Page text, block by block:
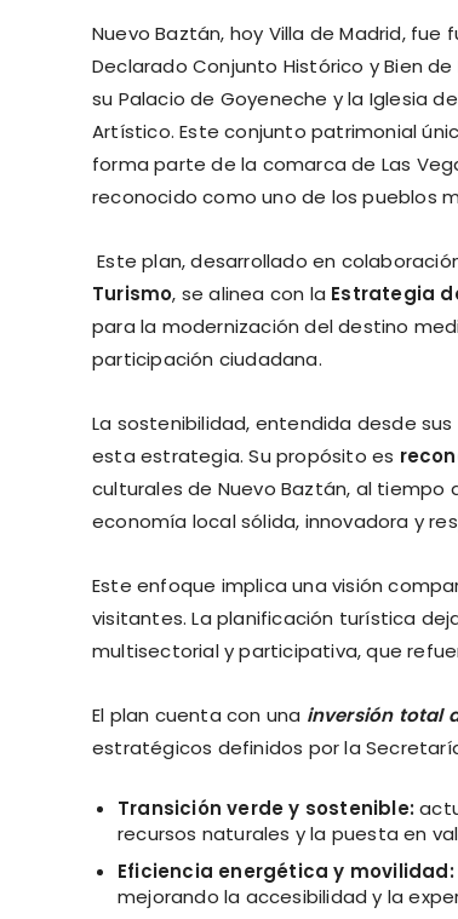
Nuevo Baztán, hoy Villa de Madrid, fue
Declarado Conjunto Histórico y Bien
su Palacio de Goyeneche y la Iglesia
Artístico. Este conjunto patrimonial
forma parte de la comarca de Las
reconocido como uno de los pueblos
Este plan, desarrollado en
Turismo, se alinea con la Estrategia
para la modernización del destino
participación ciudadana.
La sostenibilidad, entendida desde
esta estrategia. Su propósito es
culturales de Nuevo Baztán, al tiempo
economía local sólida, innovadora y
Este enfoque implica una visión
visitantes. La planificación turística
multisectorial y participativa, que
El plan cuenta con una inversión total
estratégicos definidos por la
Transición verde y sostenible:
recursos naturales y la puesta en
Eficiencia energética y movilidad:
mejorando la accesibilidad y la